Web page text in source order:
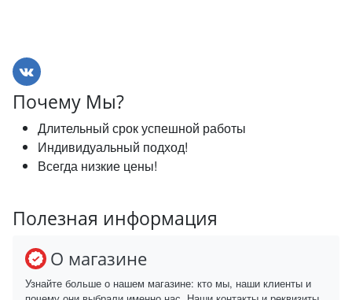
Почему Мы?
Длительный срок успешной работы
Индивидуальный подход!
Всегда низкие цены!
Полезная информация
О магазине
Узнайте больше о нашем магазине: кто мы, наши клиенты и